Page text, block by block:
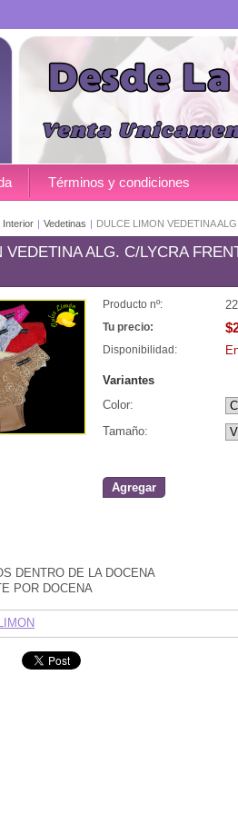
Términos y condiciones
Interior | Vedetinas | DULCE LIMON VEDETINA
VEDETINA ALG. C/LYCRA
Producto nº:
Tu precio:
Disponibilidad:
Variantes
Color:
Tamaño:
Agregar
DENTRO DE LA DOCENA
POR DOCENA